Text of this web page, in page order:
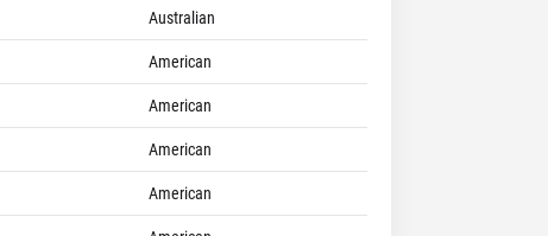
Australian
American
American
American
American